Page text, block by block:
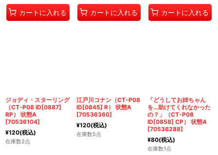
カートに入れる カートに入れる カートに入れる
ジョディ・スターリング
（CT-P08 ID[0887]
RP） 状態A
[70536104]
¥120(税込)
在庫数2点
江戸川コナン（CT-P08
ID[0845] R） 状態A
[70536360]
¥120(税込)
在庫数5点
「どうしてお姉ちゃん
を…助けてくれなかった
の？」（CT-P08
ID[0858] CP） 状態A
[70536288]
¥80(税込)
在庫数1点